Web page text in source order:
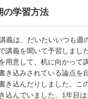
の学習方法
義は、だいたいいつも
講義を聞いて予習しまし
用意して、机に向かって
き込みされている論点を
き込んだりしました。こ
込んでいました。1年目